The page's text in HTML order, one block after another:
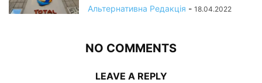
Альтернативна Редакція - 18.04.2022
NO COMMENTS
LEAVE A REPLY